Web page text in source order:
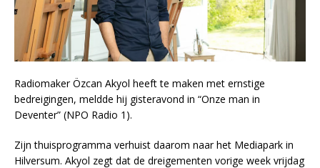
Radiomaker Özcan Akyol heeft te maken met ernstige
bedreigingen, meldde hij gisteravond in “Onze man in
Deventer” (NPO Radio 1).
Zijn thuisprogramma verhuist daarom naar het Mediapark in
Hilversum. Akyol zegt dat de dreigementen vorige week vrijdag